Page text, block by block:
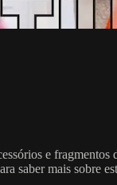
e fragmentos
saber mais sobre